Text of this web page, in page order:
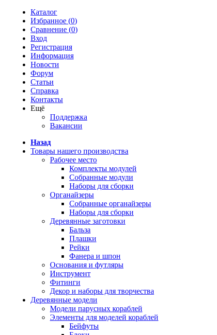
Каталог
Избранное (0)
Сравнение (0)
Вход
Регистрация
Информация
Новости
Форум
Статьи
Справка
Контакты
Ещё
Поддержка
Вакансии
Назад
Товары нашего производства
Рабочее место
Комплекты модулей
Собранные модули
Наборы для сборки
Органайзеры
Собранные органайзеры
Наборы для сборки
Деревянные заготовки
Бальза
Плашки
Рейки
Фанера и шпон
Основания и футляры
Инструмент
Фитинги
Декор и наборы для творчества
Деревянные модели
Модели парусных кораблей
Элементы для моделей кораблей
Бейфуты